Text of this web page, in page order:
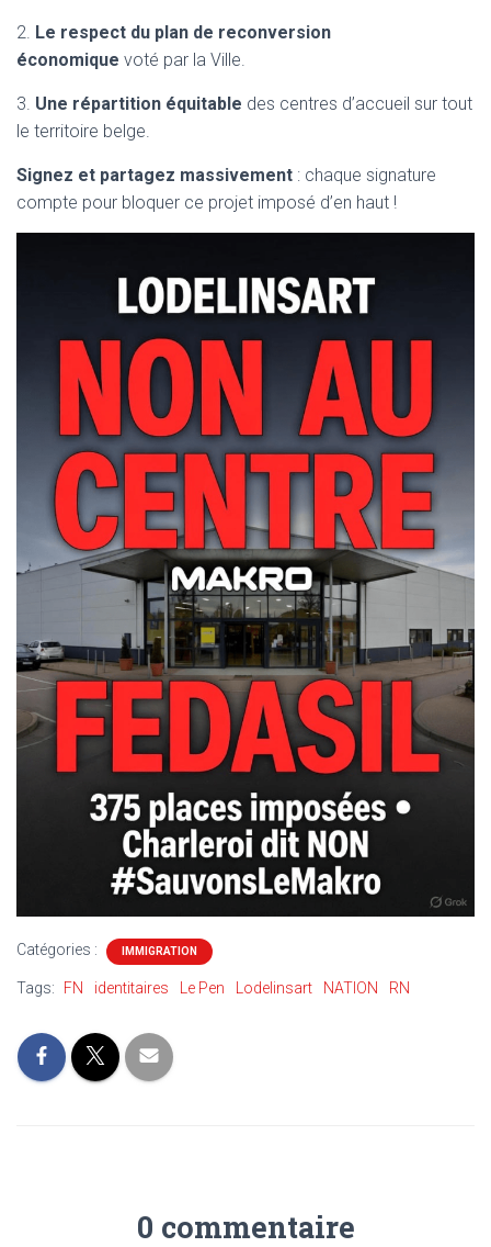
2. Le respect du plan de reconversion
économique voté par la Ville.
3. Une répartition équitable des centres d’accueil sur tout
le territoire belge.
Signez et partagez massivement : chaque signature
compte pour bloquer ce projet imposé d’en haut !
Catégories : IMMIGRATION
Tags: FN identitaires Le Pen Lodelinsart NATION RN
0 commentaire